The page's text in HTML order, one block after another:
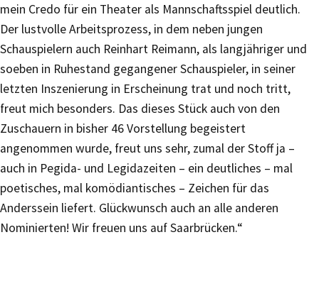
mein Credo für ein Theater als Mannschaftsspiel deutlich.
Der lustvolle Arbeitsprozess, in dem neben jungen
Schauspielern auch Reinhart Reimann, als langjähriger und
soeben in Ruhestand gegangener Schauspieler, in seiner
letzten Inszenierung in Erscheinung trat und noch tritt,
freut mich besonders. Das dieses Stück auch von den
Zuschauern in bisher 46 Vorstellung begeistert
angenommen wurde, freut uns sehr, zumal der Stoff ja –
auch in Pegida- und Legidazeiten – ein deutliches – mal
poetisches, mal komödiantisches – Zeichen für das
Anderssein liefert. Glückwunsch auch an alle anderen
Nominierten! Wir freuen uns auf Saarbrücken.“